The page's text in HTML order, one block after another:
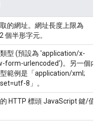
的網址。網址長度上限為
個半形字元。
型 (預設為 'application/x-
form-urlencoded')。另一個內
範例是「application/xml;
8」。
HTTP 標頭 JavaScript 鍵/值